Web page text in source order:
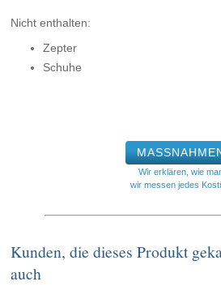
Nicht enthalten:
Zepter
Schuhe
Wir erklären, wie
wir messen jedes
Kunden, die dieses Produkt
auch